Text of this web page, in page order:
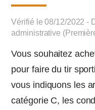
Vérifié le 08/12/2022 -
administrative
Vous souhaitez
pour faire du tir
vous indiquons les
catégorie C, les